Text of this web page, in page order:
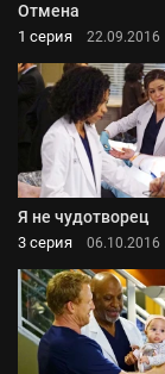
Отмена
1 серия 22.09.2016
Я не чудотворец
3 серия 06.10.2016